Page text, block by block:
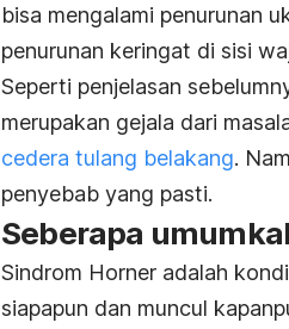
bisa mengalami penurunan
penurunan keringat di sisi
Seperti penjelasan
merupakan gejala dari
cedera tulang belakang.
penyebab yang pasti.
Seberapa
Sindrom Horner adalah
siapapun dan muncul